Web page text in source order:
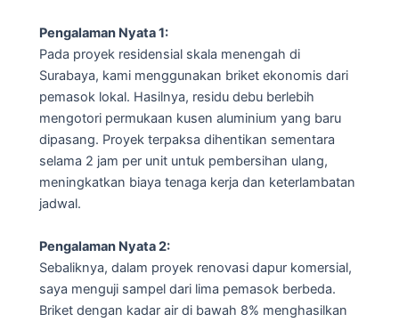
Pengalaman Nyata 1:
Pada proyek residensial skala menengah di
Surabaya, kami menggunakan briket ekonomis dari
pemasok lokal. Hasilnya, residu debu berlebih
mengotori permukaan kusen aluminium yang baru
dipasang. Proyek terpaksa dihentikan sementara
selama 2 jam per unit untuk pembersihan ulang,
meningkatkan biaya tenaga kerja dan keterlambatan
jadwal.
Pengalaman Nyata 2:
Sebaliknya, dalam proyek renovasi dapur komersial,
saya menguji sampel dari lima pemasok berbeda.
Briket dengan kadar air di bawah 8% menghasilkan